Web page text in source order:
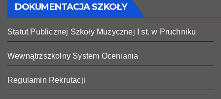
DOKUMENTACJA SZKOŁY
Statut Publicznej Szkoły Muzycznej I st. w Pruchniku
Wewnątrzszkolny System Oceniania
Regulamin Rekrutacji